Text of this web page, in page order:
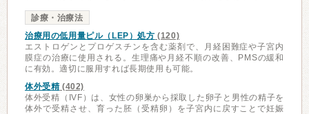
診療・治療法
治療用の低用量ピル（LEP）処方 (120)
エストロゲンとプロゲスチンを含む薬剤で、月経困難症や子宮内
膜症の治療に使用される。生理痛や月経不順の改善、PMSの緩和
に有効。適切に服用すれば長期使用も可能。
体外受精(402)
体外受精（IVF）は、女性の卵巣から採取した卵子と男性の精子を
体外で受精させ、育った胚（受精卵）を子宮内に戻すことで妊娠